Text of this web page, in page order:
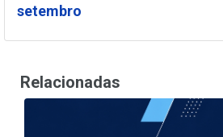
setembro
Relacionadas